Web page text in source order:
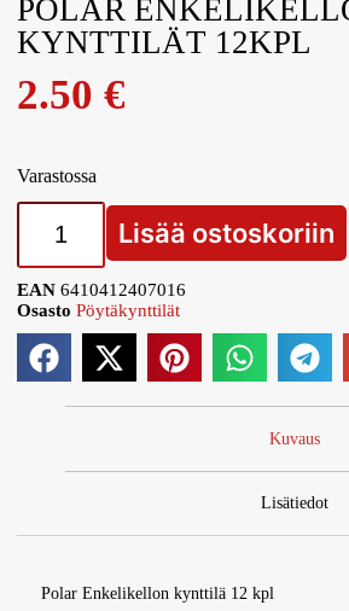
POLAR
KYNTTILÄT 12KPL
2.50€
Varastossa
Lisää ostoskoriin
EAN6410412407016
Osasto Pöytäkynttilät
Kuvaus
Lisätiedot
Polar Enkelikellon kynttilä 12 kpl